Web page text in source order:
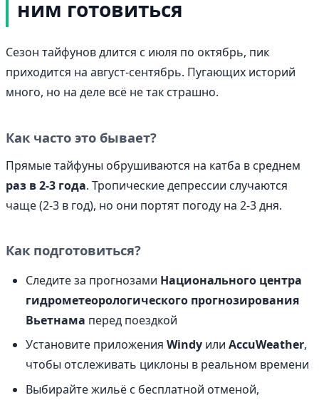
ним готовиться
Сезон тайфунов длится с июля по октябрь, пик
приходится на август-сентябрь. Пугающих историй
много, но на деле всё не так страшно.
Как часто это бывает?
Прямые тайфуны обрушиваются на катба в среднем
раз в 2-3 года. Тропические депрессии случаются
чаще (2-3 в год), но они портят погоду на 2-3 дня.
Как подготовиться?
Следите за прогнозами Национального центра
гидрометеорологического прогнозирования
Вьетнама перед поездкой
Установите приложения Windy или AccuWeather,
чтобы отслеживать циклоны в реальном времени
Выбирайте жильё с бесплатной отменой,